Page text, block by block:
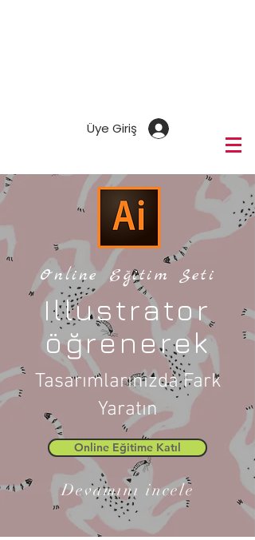
Üye Giriş
Online Eğitim Seti
Illustrator
öğrenerek
Tasarımlarınızda Fark
Yaratın
Online Eğitime Katıl
Devamını incele